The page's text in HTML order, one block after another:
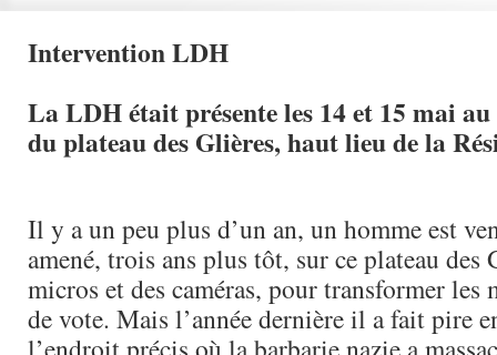
Intervention LDH
La LDH était présente les 14 et 15 mai
du plateau des Glières, haut lieu de la
Il y a un peu plus d’un an, un homme est
amené, trois ans plus tôt, sur ce plateau des
micros et des caméras, pour transformer
de vote. Mais l’année dernière il a fait pire